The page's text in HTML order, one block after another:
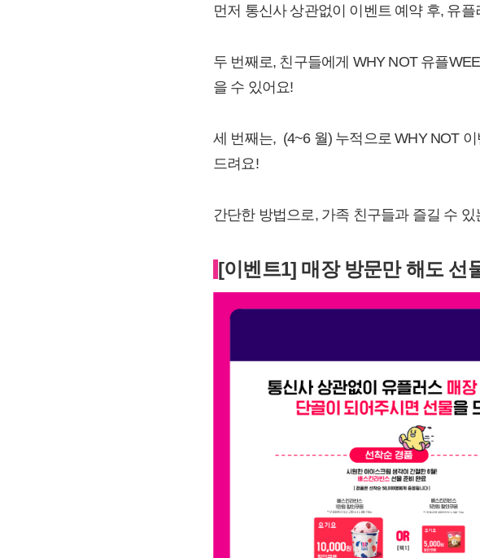
먼저 통신사 상관없이 이벤트 예약 후, 유
두 번째로, 친구들에게 WHY NOT 유플
을 수 있어요!
세 번째는, (4~6 월) 누적으로 WHY NOT
드려요!
간단한 방법으로, 가족 친구들과 즐길 수
[이벤트1] 매장 방문만 해도 선